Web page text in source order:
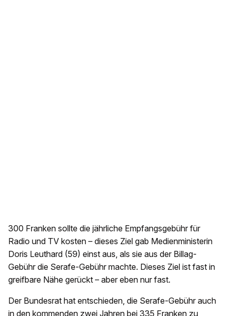
300 Franken sollte die jährliche Empfangsgebühr für
Radio und TV kosten – dieses Ziel gab Medienministerin
Doris Leuthard (59) einst aus, als sie aus der Billag-
Gebühr die Serafe-Gebühr machte. Dieses Ziel ist fast in
greifbare Nähe gerückt – aber eben nur fast.
Der Bundesrat hat entschieden, die Serafe-Gebühr auch
in den kommenden zwei Jahren bei 335 Franken zu